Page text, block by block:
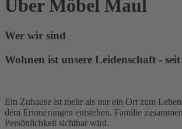
Über Möbel Maul
Wer wir sind
Wohnen ist unsere Leidenschaft -
Ein Zuhause ist mehr als nur ein Ort zum
dem Erinnerungen entstehen, Familie
Persönlichkeit sichtbar wird.